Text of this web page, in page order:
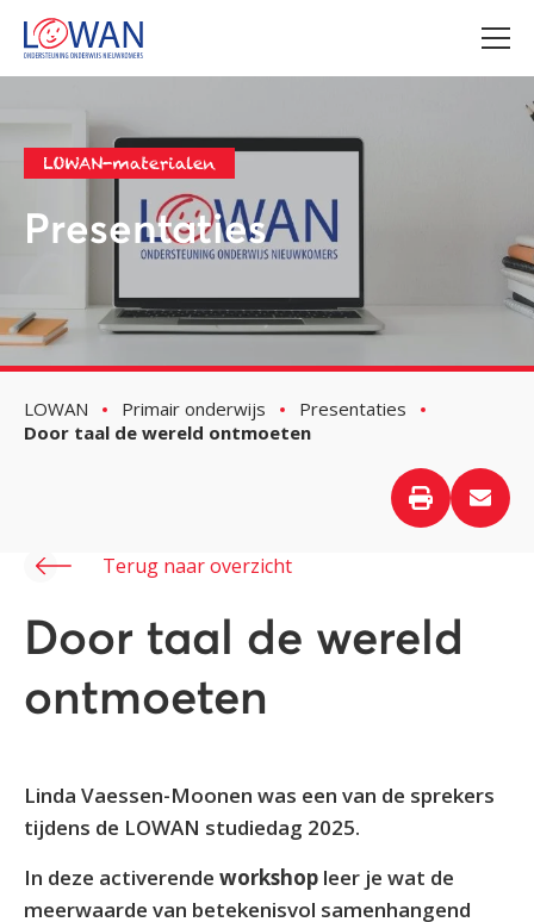
LOWAN-materialen
Presentaties
LOWAN Primair onderwijs
Presentaties
Door taal de wereld ontmoeten
Terug naar overzicht
Door taal de wereld
ontmoeten
Linda Vaessen-Moonen was een van de sprekers
tijdens de LOWAN studiedag 2025.
In deze activerende workshop leer je wat de
meerwaarde van betekenisvol samenhangend